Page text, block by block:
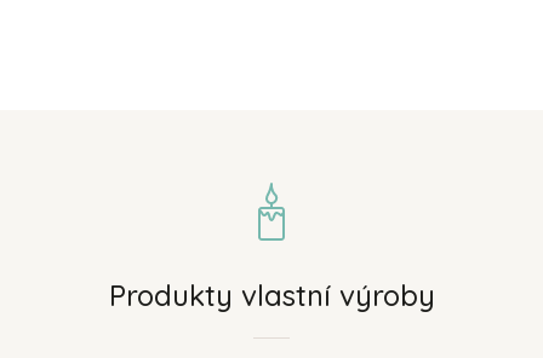
Produkty vlastní výroby